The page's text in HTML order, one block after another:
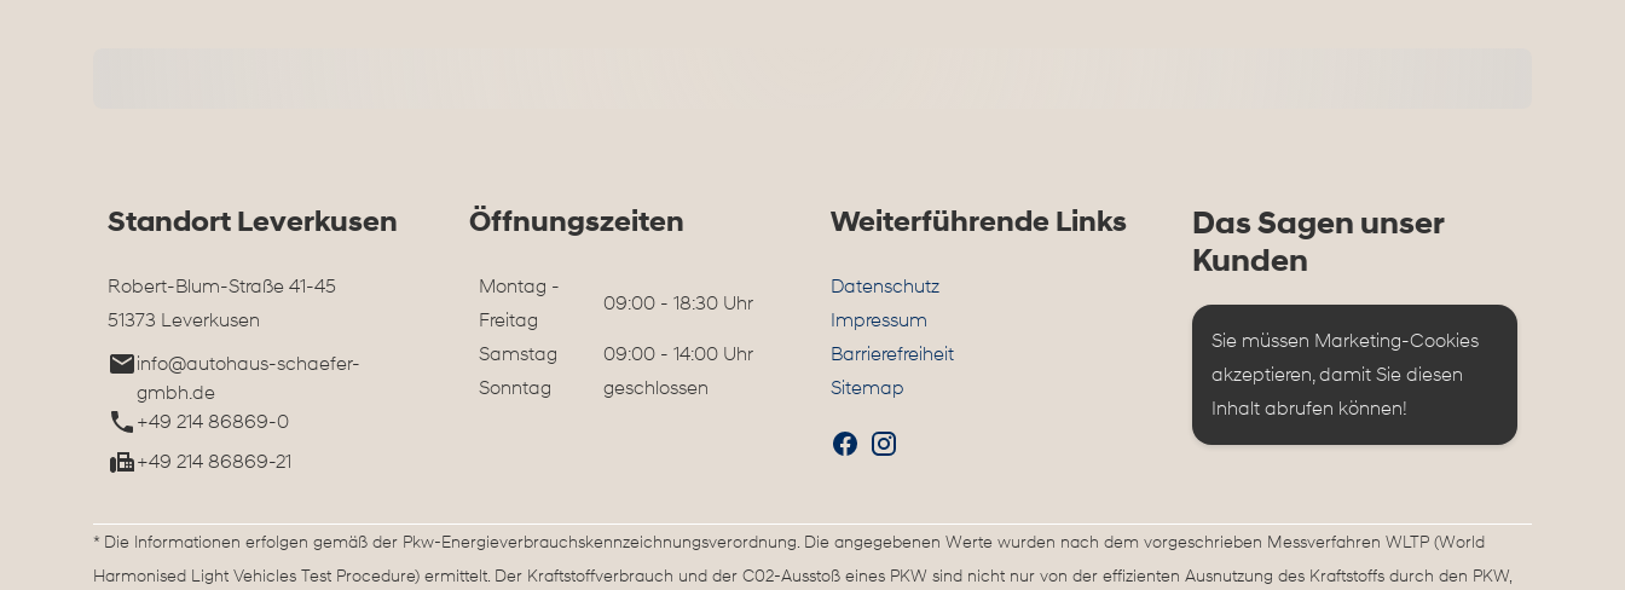
Standort Leverkusen
Robert-Blum-Straße 41-45
51373 Leverkusen
info@autohaus-schaefer-
gmbh.de
+49 214 86869-0
+49 214 86869-21
Öffnungszeiten
Montag -
Freitag
09:00 - 18:30 Uhr
Samstag
09:00 - 14:00 Uhr
Sonntag
geschlossen
Weiterführende Links
Datenschutz
Impressum
Barrierefreiheit
Sitemap
Das Sagen unser
Kunden
Sie müssen Marketing-Cookies
akzeptieren, damit Sie diesen
Inhalt abrufen können!
* Die Informationen erfolgen gemäß der Pkw-Energieverbrauchskennzeichnungsverordnung. Die angegebenen Werte wurden nach dem vorgeschrieben Messverfahren WLTP (World
Harmonised Light Vehicles Test Procedure) ermittelt. Der Kraftstoffverbrauch und der C02-Ausstoß eines PKW sind nicht nur von der effizienten Ausnutzung des Kraftstoffs durch den PKW,